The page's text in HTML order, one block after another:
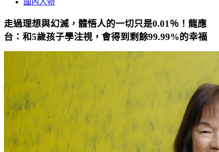
國內人物
走過理想與幻滅，體悟人的一切只是0.01％！龍應
台：和5歲孩子學注視，會得到剩餘99.99%的幸福